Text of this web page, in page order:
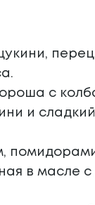
с
и
в масле